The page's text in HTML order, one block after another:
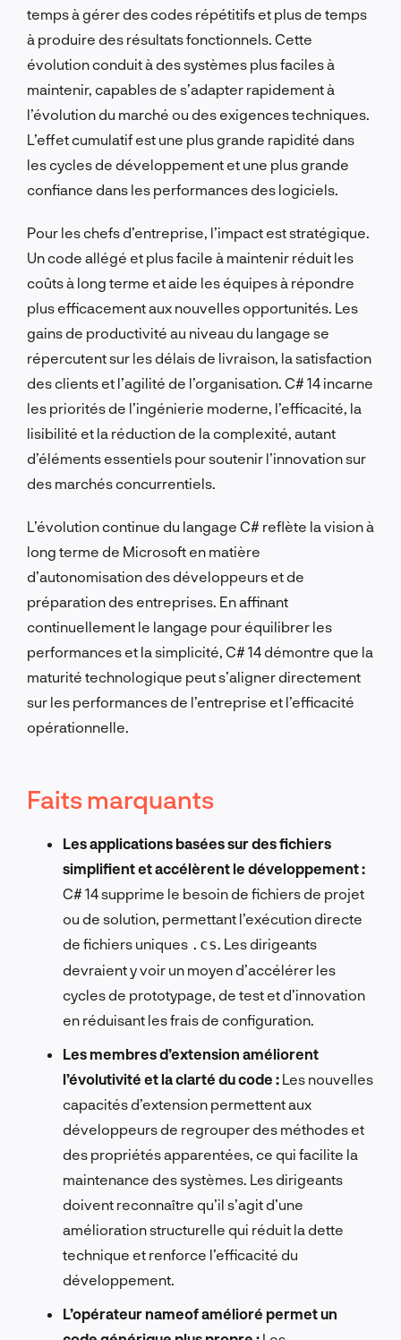
temps à gérer des codes répétitifs et plus de temps
à produire des résultats fonctionnels. Cette
évolution conduit à des systèmes plus faciles à
maintenir, capables de s’adapter rapidement à
l’évolution du marché ou des exigences techniques.
L’effet cumulatif est une plus grande rapidité dans
les cycles de développement et une plus grande
confiance dans les performances des logiciels.
Pour les chefs d’entreprise, l’impact est stratégique.
Un code allégé et plus facile à maintenir réduit les
coûts à long terme et aide les équipes à répondre
plus efficacement aux nouvelles opportunités. Les
gains de productivité au niveau du langage se
répercutent sur les délais de livraison, la satisfaction
des clients et l’agilité de l’organisation. C# 14 incarne
les priorités de l’ingénierie moderne, l’efficacité, la
lisibilité et la réduction de la complexité, autant
d’éléments essentiels pour soutenir l’innovation sur
des marchés concurrentiels.
L’évolution continue du langage C# reflète la vision à
long terme de Microsoft en matière
d’autonomisation des développeurs et de
préparation des entreprises. En affinant
continuellement le langage pour équilibrer les
performances et la simplicité, C# 14 démontre que la
maturité technologique peut s’aligner directement
sur les performances de l’entreprise et l’efficacité
opérationnelle.
Faits marquants
Les applications basées sur des fichiers
simplifient et accélèrent le développement :
C# 14 supprime le besoin de fichiers de projet
ou de solution, permettant l’exécution directe
de fichiers uniques .cs . Les dirigeants
devraient y voir un moyen d’accélérer les
cycles de prototypage, de test et d’innovation
en réduisant les frais de configuration.
Les membres d’extension améliorent
l’évolutivité et la clarté du code : Les nouvelles
capacités d’extension permettent aux
développeurs de regrouper des méthodes et
des propriétés apparentées, ce qui facilite la
maintenance des systèmes. Les dirigeants
doivent reconnaître qu’il s’agit d’une
amélioration structurelle qui réduit la dette
technique et renforce l’efficacité du
développement.
L’opérateur nameof amélioré permet un